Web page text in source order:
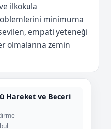
ilkokula
minimuma
empati yeteneği
olmalarına zemin
Hareket ve Beceri